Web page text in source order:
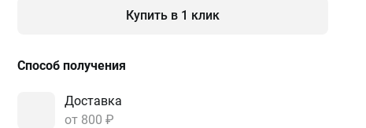
Купить в 1 клик
Способ получения
Доставка
от 800 ₽